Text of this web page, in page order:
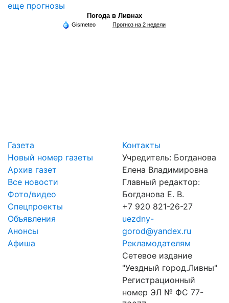
еще прогнозы
Погода в Ливнах
Gismeteo Прогноз на 2 недели
Газета
Новый номер газеты
Архив газет
Все новости
Фото/видео
Спецпроекты
Объявления
Анонсы
Афиша
Контакты
Учредитель: Богданова
Елена Владимировна
Главный редактор:
Богданова Е. В.
+7 920 821-26-27
uezdny-
gorod@yandex.ru
Рекламодателям
Сетевое издание
"Уездный город.Ливны"
Регистрационный
номер ЭЛ № ФС 77-